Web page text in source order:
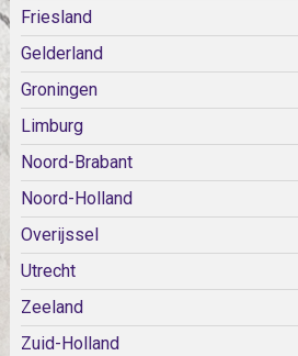
Friesland
Gelderland
Groningen
Limburg
Noord-Brabant
Noord-Holland
Overijssel
Utrecht
Zeeland
Zuid-Holland